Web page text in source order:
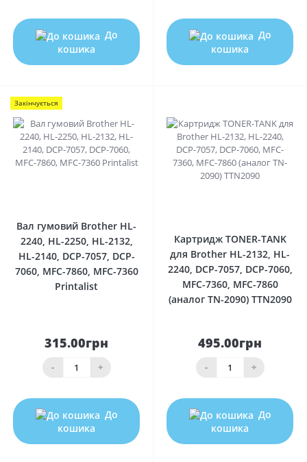
До
кошика
До
кошика
Закінчується
Вал гумовий Brother HL-
2240, HL-2250, HL-2132,
HL-2140, DCP-7057, DCP-
7060, MFC-7860, MFC-7360
Printalist
315.00грн
- +
До
кошика
Картридж TONER-TANK
для Brother HL-2132, HL-
2240, DCP-7057, DCP-7060,
MFC-7360, MFC-7860
(аналог TN-2090) TTN2090
495.00грн
- +
До
кошика